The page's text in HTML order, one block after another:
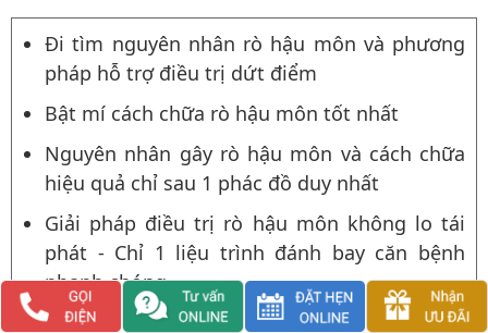
Đi tìm nguyên nhân rò hậu môn và phương
pháp hỗ trợ điều trị dứt điểm
Bật mí cách chữa rò hậu môn tốt nhất
Nguyên nhân gây rò hậu môn và cách chữa
hiệu quả chỉ sau 1 phác đồ duy nhất
Giải pháp điều trị rò hậu môn không lo tái
phát - Chỉ 1 liệu trình đánh bay căn bệnh
nhanh chóng
Các triệu chứng và biểu hiện tố cáo bạn đang